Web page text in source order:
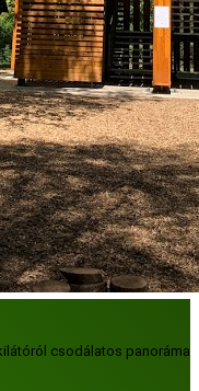
csodálatos panoráma